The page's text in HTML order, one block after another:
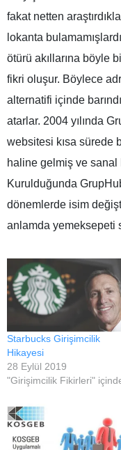
fakat netten
lokanta
ötürü akıllarına böyle
fikri oluşur. Böylece
alternatifi içinde
atarlar. 2004 yılında
websitesi kısa sürede
haline gelmiş ve sanal
Kurulduğunda
dönemlerde isim
anlamda yemeksepeti
Starbucks Girişimcilik
Hikayesi
28 Eylül 2019
"Girişimcilik Fikirleri"